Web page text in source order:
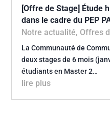
[Offre de Stage] Étude
dans le cadre du PEP
Notre actualité, Offres
La Communauté de
deux stages de 6 mois
étudiants en Master 2…
lire plus